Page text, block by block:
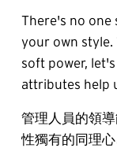
There's no one
your own style.
soft power,
attributes help
管理人員的領
性獨有的同理